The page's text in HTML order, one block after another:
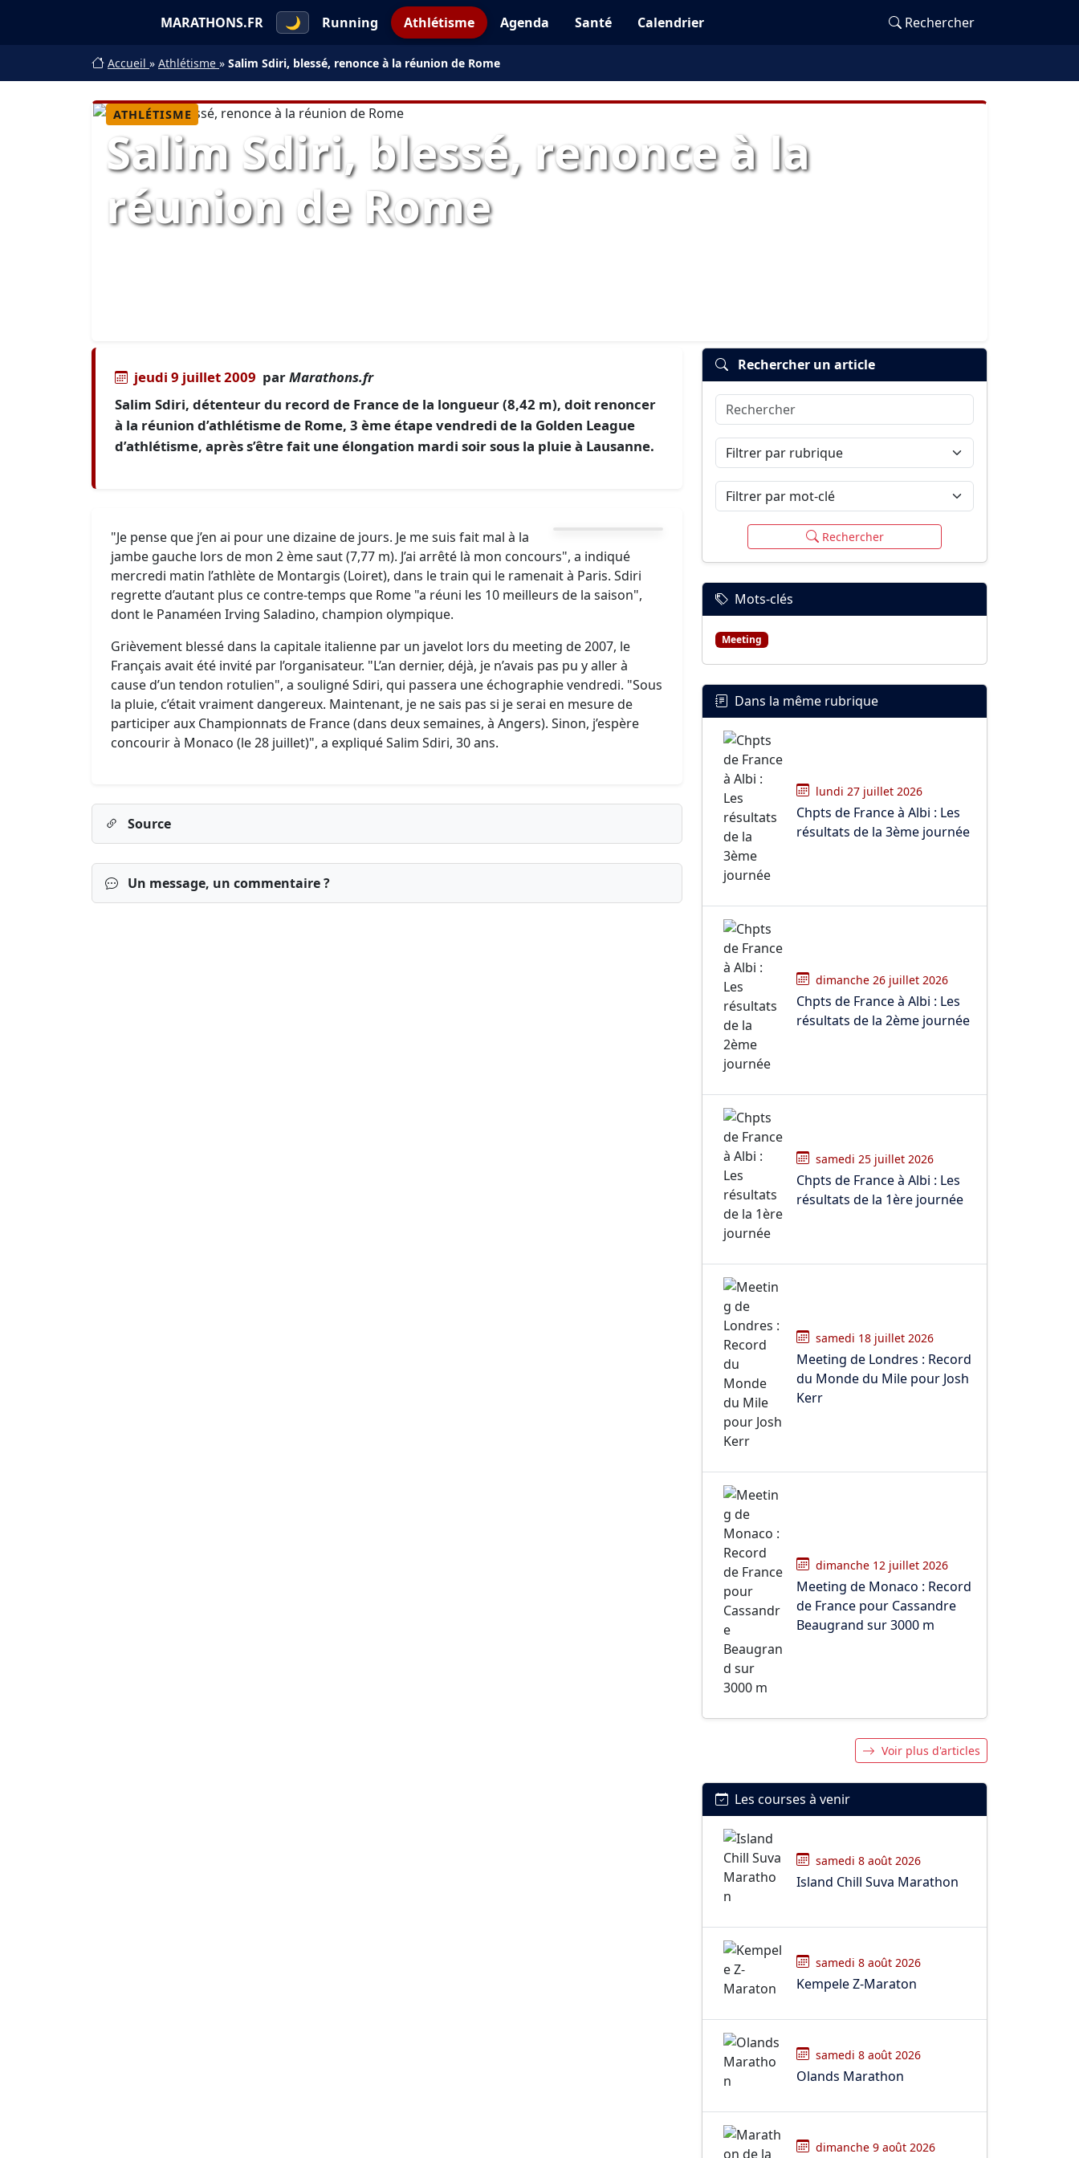
MARATHONS.FR 🌙 Running Athlétisme Agenda Santé Calendrier Rechercher
Accueil » Athlétisme » Salim Sdiri, blessé, renonce à la réunion de Rome
ATHLÉTISME
Salim Sdiri, blessé, renonce à la
réunion de Rome
jeudi 9 juillet 2009 parMarathons.fr
Salim Sdiri, détenteur du record de France de la longueur (8,42 m), doit renoncer
à la réunion d’athlétisme de Rome, 3 ème étape vendredi de la Golden League
d’athlétisme, après s’être fait une élongation mardi soir sous la pluie à Lausanne.
"Je pense que j’en ai pour une dizaine de jours. Je me suis fait mal à la
jambe gauche lors de mon 2 ème saut (7,77 m). J’ai arrêté là mon concours", a indiqué
mercredi matin l’athlète de Montargis (Loiret), dans le train qui le ramenait à Paris. Sdiri
regrette d’autant plus ce contre-temps que Rome "a réuni les 10 meilleurs de la saison",
dont le Panaméen Irving Saladino, champion olympique.
Grièvement blessé dans la capitale italienne par un javelot lors du meeting de 2007, le
Français avait été invité par l’organisateur. "L’an dernier, déjà, je n’avais pas pu y aller à
cause d’un tendon rotulien", a souligné Sdiri, qui passera une échographie vendredi. "Sous
la pluie, c’était vraiment dangereux. Maintenant, je ne sais pas si je serai en mesure de
participer aux Championnats de France (dans deux semaines, à Angers). Sinon, j’espère
concourir à Monaco (le 28 juillet)", a expliqué Salim Sdiri, 30 ans.
Source
Un message, un commentaire ?
Rechercher un article
Rechercher
Filtrer par rubrique
Filtrer par mot-clé
Rechercher
Mots-clés
Meeting
Dans la même rubrique
lundi 27 juillet 2026
Chpts de France à Albi : Les
résultats de la 3ème journée
dimanche 26 juillet 2026
Chpts de France à Albi : Les
résultats de la 2ème journée
samedi 25 juillet 2026
Chpts de France à Albi : Les
résultats de la 1ère journée
samedi 18 juillet 2026
Meeting de Londres : Record
du Monde du Mile pour Josh
Kerr
dimanche 12 juillet 2026
Meeting de Monaco : Record
de France pour Cassandre
Beaugrand sur 3000 m
Voir plus d'articles
Les courses à venir
samedi 8 août 2026
Island Chill Suva Marathon
samedi 8 août 2026
Kempele Z-Maraton
samedi 8 août 2026
Olands Marathon
dimanche 9 août 2026